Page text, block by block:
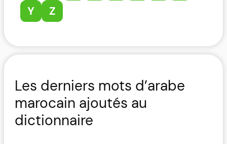
Y
Z
Les derniers mots d’arabe
marocain ajoutés au
dictionnaire